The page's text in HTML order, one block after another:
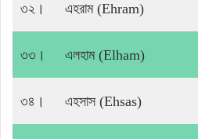
৩২। এহরাম (Ehram)
৩৩। এলহাম (Elham)
৩৪। এহসাস (Ehsas)